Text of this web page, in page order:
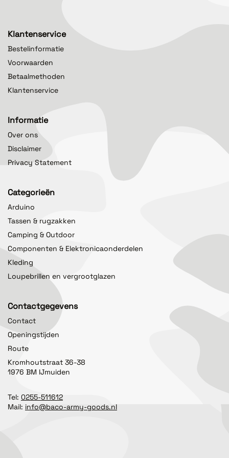
Klantenservice
Bestelinformatie
Voorwaarden
Betaalmethoden
Klantenservice
Informatie
Over ons
Disclaimer
Privacy Statement
Categorieën
Arduino
Tassen & rugzakken
Camping & Outdoor
Componenten & Elektronicaonderdelen
Kleding
Loupebrillen en vergrootglazen
Contactgegevens
Contact
Openingstijden
Route
Kromhoutstraat 36-38
1976 BM IJmuiden
Tel: 0255-511612
Mail: info@baco-army-goods.nl